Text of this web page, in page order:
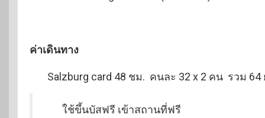
ค่าเดินทาง
Salzburg card 48 ชม. คนละ 32 x 2 คน รวม 64
ใช้ขึ้นบัสฟรี เข้าสถานที่ฟรี